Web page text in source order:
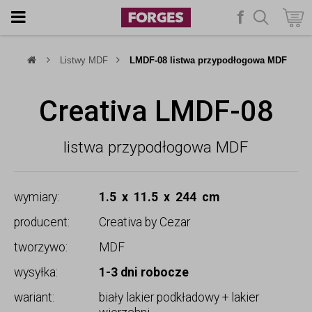
f szukaj
Listwy MDF LMDF-08 listwa przypodłogowa MDF
listwa przypodłogowa MDF
Creativa LMDF-08
wymiary:
1.5 x 11.5 x 244 cm
producent:
Creativa by Cezar
tworzywo:
MDF
wysyłka:
1-3 dni robocze
wariant:
biały lakier podkładowy + lakier